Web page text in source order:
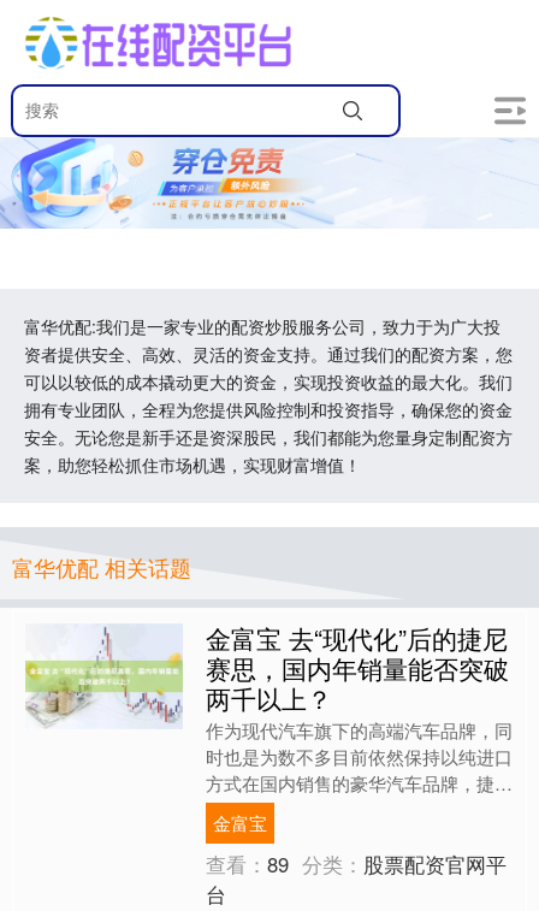
富华优配:我们是一家专业的配资炒股服务公司，致力于为广大投
资者提供安全、高效、灵活的资金支持。通过我们的配资方案，您
可以以较低的成本撬动更大的资金，实现投资收益的最大化。我们
拥有专业团队，全程为您提供风险控制和投资指导，确保您的资金
安全。无论您是新手还是资深股民，我们都能为您量身定制配资方
案，助您轻松抓住市场机遇，实现财富增值！
富华优配 相关话题
金富宝 去“现代化”后的捷尼
赛思，国内年销量能否突破
两千以上？
作为现代汽车旗下的高端汽车品牌，同
时也是为数不多目前依然保持以纯进口
方式在国内销售的豪华汽车品牌，捷尼
赛思在国内市场虽然历经了几进几出，
但是在国内豪华车市场，依....
金富宝
查看：89 分类： 股票配资官网平
台